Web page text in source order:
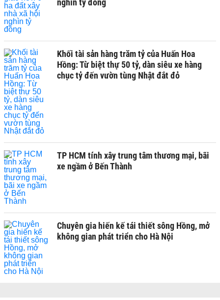
nghìn tỷ đồng
Khối tài sản hàng trăm tỷ của Huấn Hoa
Hồng: Từ biệt thự 50 tỷ, dàn siêu xe hàng
chục tỷ đến vườn tùng Nhật đắt đỏ
TP HCM tính xây trung tâm thương mại, bãi
xe ngầm ở Bến Thành
Chuyên gia hiến kế tái thiết sông Hồng, mở
không gian phát triển cho Hà Nội